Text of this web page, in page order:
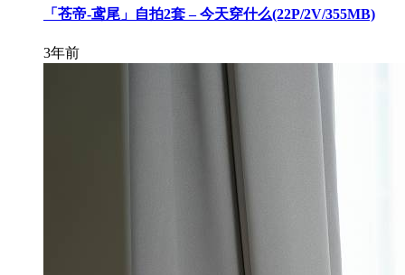
「苍帝-鸢尾」自拍2套 – 今天穿什么(22P/2V/355MB)
3年前